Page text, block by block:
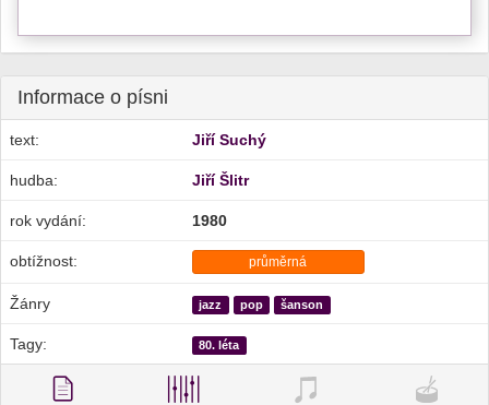
Informace o písni
text: Jiří Suchý
hudba: Jiří Šlitr
rok vydání: 1980
obtížnost: průměrná
Žánry jazz pop šanson
Tagy: 80. léta